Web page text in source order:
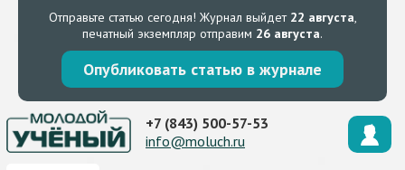
Отправьте статью сегодня! Журнал выйдет 22 августа,
печатный экземпляр отправим 26 августа.
Опубликовать статью в журнале
+7 (843) 500-57-53
info@moluch.ru